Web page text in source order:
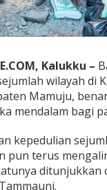
,
A
r
n
A
r
a
e
r
a
h
Kalukku –
wilayah di
Mamuju,
mendalam bagi
kepedulian
pun terus
ditunjukkan